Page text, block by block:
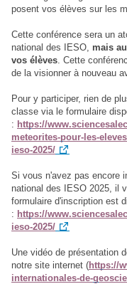
posent vos élèves sur les
Cette conférence sera un
national des IESO, mais
vos élèves . Cette
de la visionner à nouveau
Pour y participer, rien de
classe via le formulaire
: https://
meteorites-pour-les-
ieso-2025/
Si vous n'avez pas encore
national des IESO 2025, il
formulaire d'inscription est
: https://
ieso-2025/
Une vidéo de présentation
notre site internet (https://
internationales-de-